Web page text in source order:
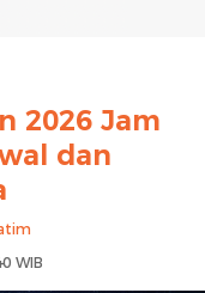
2026 Jam
dan
WIB